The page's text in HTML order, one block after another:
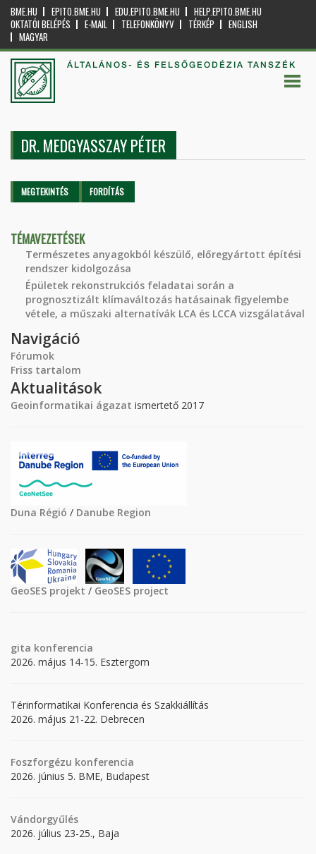
BME.HU EPITO.BME.HU EDU.EPITO.BME.HU
HELP.EPITO.BME.HU
OKTATÓI BELÉPÉS
E-MAIL TELEFONKÖNYV TÉRKÉP
ENGLISH
MAGYAR
ÁLTALÁNOS- ÉS FELSŐGEODÉZIA TANSZÉK
DR. MEDGYASSZAY PÉTER
Elsődleges fülek
MEGTEKINTÉS (AKTÍVFORDÍTÁS
TÉMAVEZETÉSEK
Természetes anyagokból készülő, előregyártott építési
rendszer kidolgozása
Épületek rekonstrukciós feladatai során a
prognosztizált klímaváltozás hatásainak figyelembe
vétele, a műszaki alternatívák LCA és LCCA vizsgálatával
Navigáció
Fórumok
Friss tartalom
Aktualitások
Geoinformatikai ágazat ismertető 2017
Duna Régió / Danube Region
GeoSES projekt / GeoSES project
gita konferencia
2026. május 14-15. Esztergom
Térinformatikai Konferencia és Szakkiállítás
2026. május 21-22. Debrecen
Foszforgézu konferencia
2026. június 5. BME, Budapest
Vándorgyűlés
2026. július 23-25., Baja